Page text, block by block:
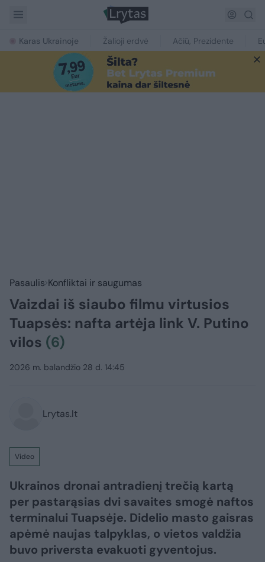
Karas Ukrainoje Žalioji erdvė Ačiū, Prezidente
Pasaulis Konfliktai ir saugumas
Vaizdai iš siaubo filmu virtusios
Tuapsės: nafta artėja link V. Putino
vilos (6)
2026 m. balandžio 28 d. 14:45
Lrytas.lt
Video
Ukrainos dronai antradienį trečią kartą
per pastarąsias dvi savaites smogė naftos
terminalui Tuapsėje. Didelio masto gaisras
apėmė naujas talpyklas, o vietos valdžia
buvo priversta evakuoti gyventojus.